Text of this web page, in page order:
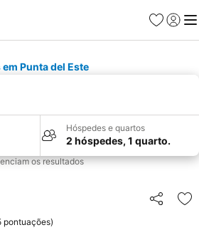
Favoritos
Iniciar
Punta del Este
Hóspedes e quartos
2 hóspedes, 1 quarto.
os resultados
Partilhar
pontuações)